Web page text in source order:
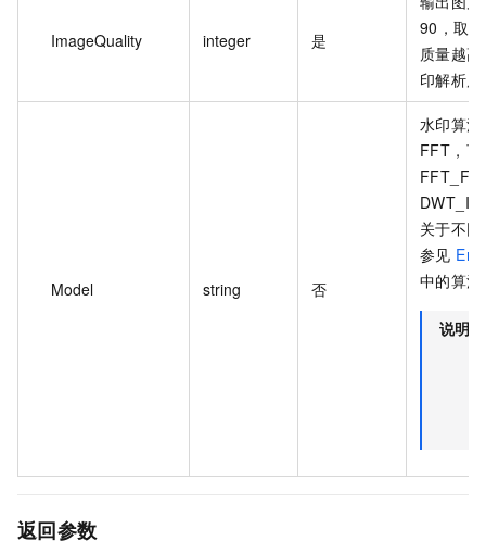
ImageQuality integer 是
90，取
质量越
印解析
Model string 否
水印算
FFT，
关于不
参见
中的算
说明
返回参数